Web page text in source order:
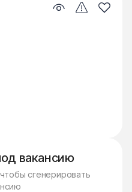
вакансию
сгенерировать